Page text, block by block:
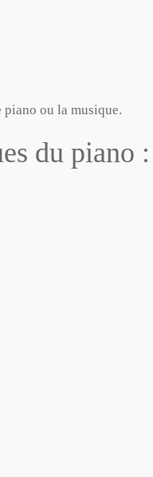
ou la musique.
du piano :